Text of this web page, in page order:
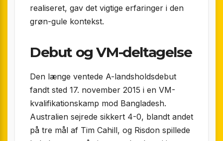
realiseret, gav det vigtige erfaringer i den
grøn-gule kontekst.
Debut og VM-deltagelse
Den længe ventede A-landsholdsdebut
fandt sted 17. november 2015 i en VM-
kvalifikationskamp mod Bangladesh.
Australien sejrede sikkert 4-0, blandt andet
på tre mål af Tim Cahill, og Risdon spillede